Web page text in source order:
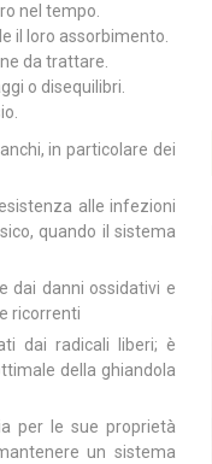
nel tempo.
il loro assorbimento.
da trattare.
o disequilibri.
in particolare dei
alle infezioni
quando il sistema
dai danni ossidativi e
ricorrenti
dai radicali liberi; è
della ghiandola
per le sue proprietà
un sistema